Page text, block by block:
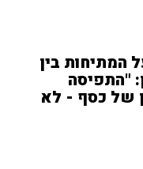
המתיחות בין
"התפיסה
של כסף - לא